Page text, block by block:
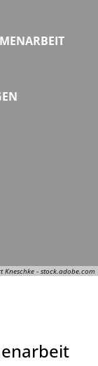
Kneschke - stock.adobe.com